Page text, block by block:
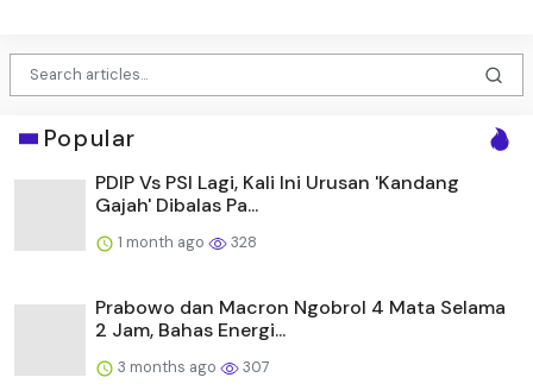
Popular
PDIP Vs PSI Lagi, Kali Ini Urusan 'Kandang
Gajah' Dibalas Pa...
1 month ago 328
Prabowo dan Macron Ngobrol 4 Mata Selama
2 Jam, Bahas Energi...
3 months ago 307